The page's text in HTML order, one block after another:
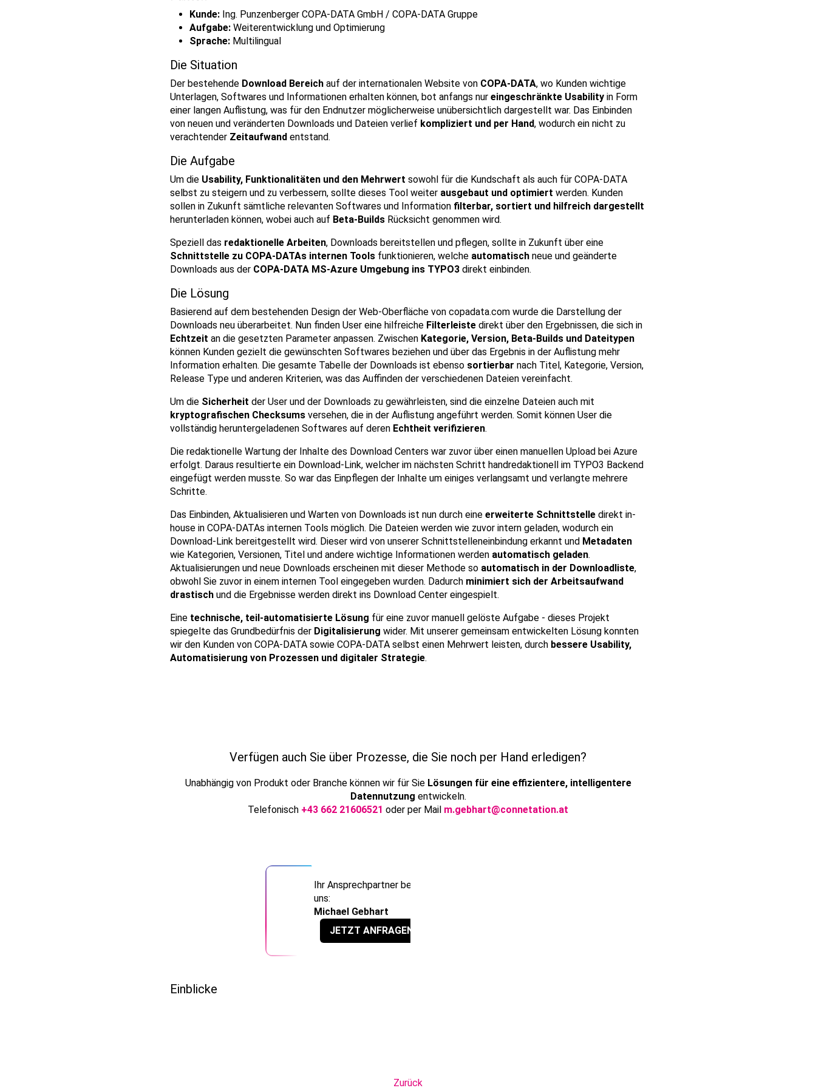
Kunde:Ing. Punzenberger COPA-DATA GmbH / COPA-DATA Gruppe
Aufgabe:Weiterentwicklung und Optimierung
Sprache:Multilingual
Die Situation
Der bestehende Download Bereichauf der internationalen Website von COPA-DATA, wo Kunden wichtige
Unterlagen, Softwares und Informationen erhalten können, bot anfangs nur eingeschränkte Usabilityin Form
einer langen Auflistung, was für den Endnutzer möglicherweise unübersichtlich dargestellt war. Das Einbinden
von neuen und veränderten Downloads und Dateien verlief kompliziert und per Hand, wodurch ein nicht zu
verachtender Zeitaufwandentstand.
Die Aufgabe
Um die Usability, Funktionalitäten und den Mehrwert sowohl für die Kundschaft als auch für COPA-DATA
selbst zu steigern und zu verbessern, sollte dieses Tool weiter ausgebaut und optimiert werden. Kunden
sollen in Zukunft sämtliche relevanten Softwares und Information filterbar, sortiert und hilfreich dargestellt
herunterladen können, wobei auch auf Beta-BuildsRücksicht genommen wird.
Speziell das redaktionelle Arbeiten, Downloads bereitstellen und pflegen, sollte in Zukunft über eine
Schnittstelle zu COPA-DATAs internen Toolsfunktionieren, welche automatischneue und geänderte
Downloads aus der COPA-DATA MS-Azure Umgebung ins TYPO3direkt einbinden.
Die Lösung
Basierend auf dem bestehenden Design der Web-Oberfläche von copadata.com wurde die Darstellung der
Downloads neu überarbeitet. Nun finden User eine hilfreiche Filterleistedirekt über den Ergebnissen, die sich in
Echtzeit an die gesetzten Parameter anpassen. Zwischen Kategorie, Version, Beta-Builds und Dateitypen
können Kunden gezielt die gewünschten Softwares beziehen und über das Ergebnis in der Auflistung mehr
Information erhalten. Die gesamte Tabelle der Downloads ist ebenso sortierbar nach Titel, Kategorie, Version,
Release Type und anderen Kriterien, was das Auffinden der verschiedenen Dateien vereinfacht.
Um die Sicherheit der User und der Downloads zu gewährleisten, sind die einzelne Dateien auch mit
kryptografischen Checksumsversehen, die in der Auflistung angeführt werden. Somit können User die
vollständig heruntergeladenen Softwares auf deren Echtheit verifizieren.
Die redaktionelle Wartung der Inhalte des Download Centers war zuvor über einen manuellen Upload bei Azure
erfolgt. Daraus resultierte ein Download-Link, welcher im nächsten Schritt handredaktionell im TYPO3 Backend
eingefügt werden musste. So war das Einpflegen der Inhalte um einiges verlangsamt und verlangte mehrere
Schritte.
Das Einbinden, Aktualisieren und Warten von Downloads ist nun durch eine erweiterte Schnittstelledirekt in-
house in COPA-DATAs internen Tools möglich. Die Dateien werden wie zuvor intern geladen, wodurch ein
Download-Link bereitgestellt wird. Dieser wird von unserer Schnittstelleneinbindung erkannt und Metadaten
wie Kategorien, Versionen, Titel und andere wichtige Informationen werden automatisch geladen.
Aktualisierungen und neue Downloads erscheinen mit dieser Methode so automatisch in der Downloadliste,
obwohl Sie zuvor in einem internen Tool eingegeben wurden. Dadurch minimiert sich der Arbeitsaufwand
drastischund die Ergebnisse werden direkt ins Download Center eingespielt.
Eine technische, teil-automatisierte Lösung für eine zuvor manuell gelöste Aufgabe - dieses Projekt
spiegelte das Grundbedürfnis der Digitalisierung wider. Mit unserer gemeinsam entwickelten Lösung konnten
wir den Kunden von COPA-DATA sowie COPA-DATA selbst einen Mehrwert leisten, durch bessere Usability,
Automatisierung von Prozessen und digitaler Strategie.
Verfügen auch Sie über Prozesse, die Sie noch per Hand erledigen?
Unabhängig von Produkt oder Branche können wir für Sie Lösungen für eine effizientere, intelligentere
Datennutzung entwickeln.
Telefonisch +43 662 21606521 oder per Mail m.gebhart@connetation.at
Ihr Ansprechpartner bei
uns:
Michael Gebhart
JETZT ANFRAGEN
Einblicke
Zurück